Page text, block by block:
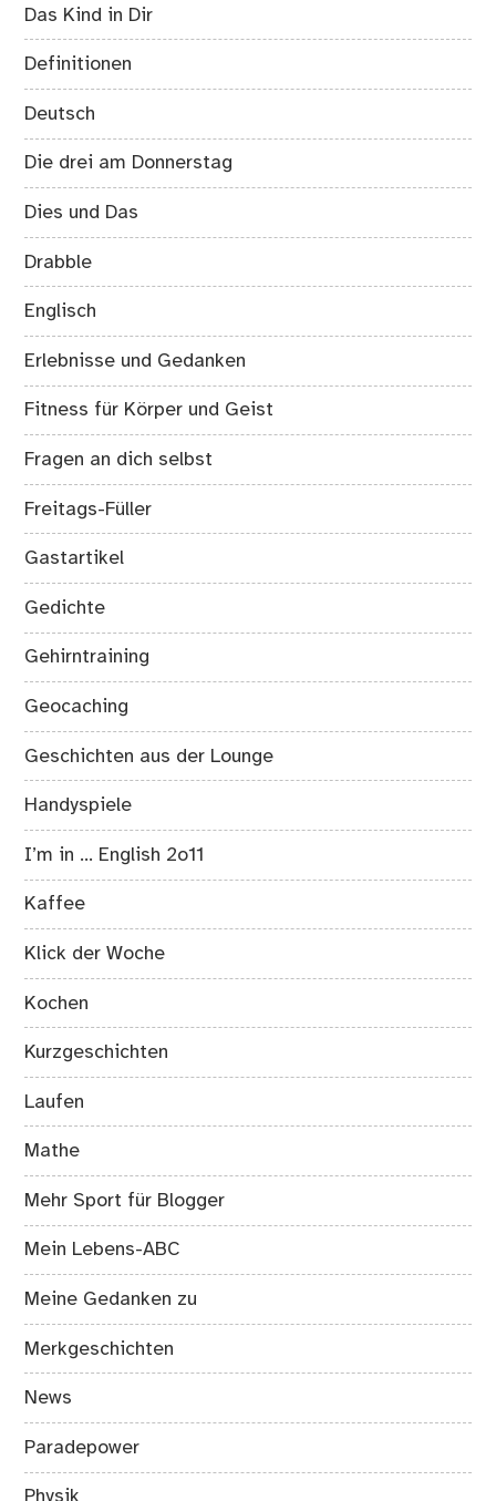
Das Kind in Dir
Definitionen
Deutsch
Die drei am Donnerstag
Dies und Das
Drabble
Englisch
Erlebnisse und Gedanken
Fitness für Körper und Geist
Fragen an dich selbst
Freitags-Füller
Gastartikel
Gedichte
Gehirntraining
Geocaching
Geschichten aus der Lounge
Handyspiele
I’m in … English 2o11
Kaffee
Klick der Woche
Kochen
Kurzgeschichten
Laufen
Mathe
Mehr Sport für Blogger
Mein Lebens-ABC
Meine Gedanken zu
Merkgeschichten
News
Paradepower